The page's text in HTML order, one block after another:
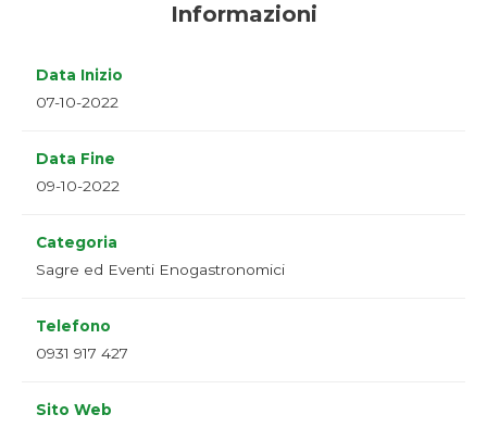
Informazioni
Data Inizio
07-10-2022
Data Fine
09-10-2022
Categoria
Sagre ed Eventi Enogastronomici
Telefono
0931 917 427
Sito Web